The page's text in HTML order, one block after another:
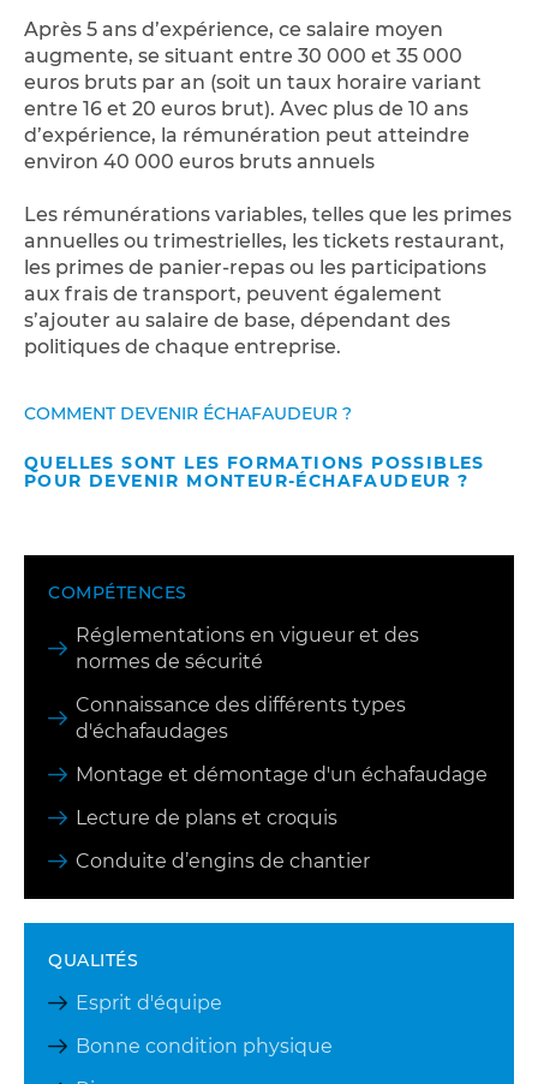
Après 5 ans d’expérience, ce salaire moyen
augmente, se situant entre 30 000 et 35 000
euros bruts par an (soit un taux horaire variant
entre 16 et 20 euros brut). Avec plus de 10 ans
d’expérience, la rémunération peut atteindre
environ 40 000 euros bruts annuels
Les rémunérations variables, telles que les primes
annuelles ou trimestrielles, les tickets restaurant,
les primes de panier-repas ou les participations
aux frais de transport, peuvent également
s’ajouter au salaire de base, dépendant des
politiques de chaque entreprise.
COMMENT DEVENIR ÉCHAFAUDEUR ?
QUELLES SONT LES FORMATIONS POSSIBLES
POUR DEVENIR MONTEUR-ÉCHAFAUDEUR ?
COMPÉTENCES
Réglementations en vigueur et des
normes de sécurité
Connaissance des différents types
d'échafaudages
Montage et démontage d'un échafaudage
Lecture de plans et croquis
Conduite d’engins de chantier
QUALITÉS
Esprit d'équipe
Bonne condition physique